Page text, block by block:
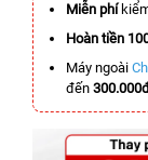
Miễn phí
Hoàn tiền
Máy ngoài
đến